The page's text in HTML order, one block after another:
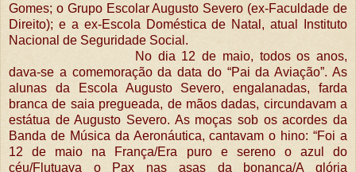
Gomes; o Grupo Escolar Augusto Severo (ex-Faculdade de
Direito); e a ex-Escola Doméstica de Natal, atual Instituto
Nacional de Seguridade Social.
No dia 12 de maio, todos os anos,
dava-se a comemoração da data do “Pai da Aviação”. As
alunas da Escola Augusto Severo, engalanadas, farda
branca de saia pregueada, de mãos dadas, circundavam a
estátua de Augusto Severo. As moças sob os acordes da
Banda de Música da Aeronáutica, cantavam o hino: “Foi a
12 de maio na França/Era puro e sereno o azul do
céu/Flutuava o Pax nas asas da bonança/A glória